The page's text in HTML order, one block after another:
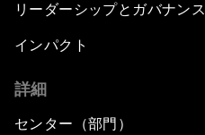
リーダーシップとガバナンス
インパクト
詳細
センター（部門）